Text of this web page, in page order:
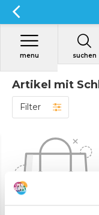
suchen
menu
Artikel mit
Filter